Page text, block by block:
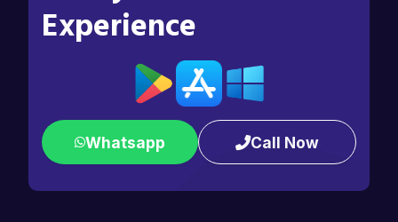
Experience
Whatsapp Call Now